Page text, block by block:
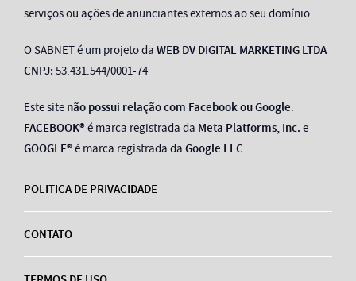
serviços ou ações de anunciantes externos ao seu domínio.
O SABNET é um projeto da WEB DV DIGITAL MARKETING LTDA
CNPJ: 53.431.544/0001-74
Este site não possui relação com Facebook ou Google.
FACEBOOK®é marca registrada da Meta Platforms, Inc. e
GOOGLE®é marca registrada da Google LLC.
POLITICA DE PRIVACIDADE
CONTATO